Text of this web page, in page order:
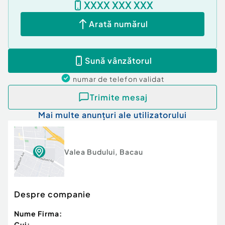
Pe interior sunt aplicate două straturi de rigips, iar
la etaj s-a folosit rigips antifoc. Această
compoziție asigură o izolație termică și fonică
construcției.
Compartimentare
Parter:
Living generos și luminos cu bucătărie open-
space,
Baie modernă,
XXXX XXX XXX
Arată numărul
Sună vânzătorul
numar de telefon validat
Trimite mesaj
Mai multe anunțuri ale utilizatorului
Valea Budului, Bacau
Despre companie
Nume Firma: